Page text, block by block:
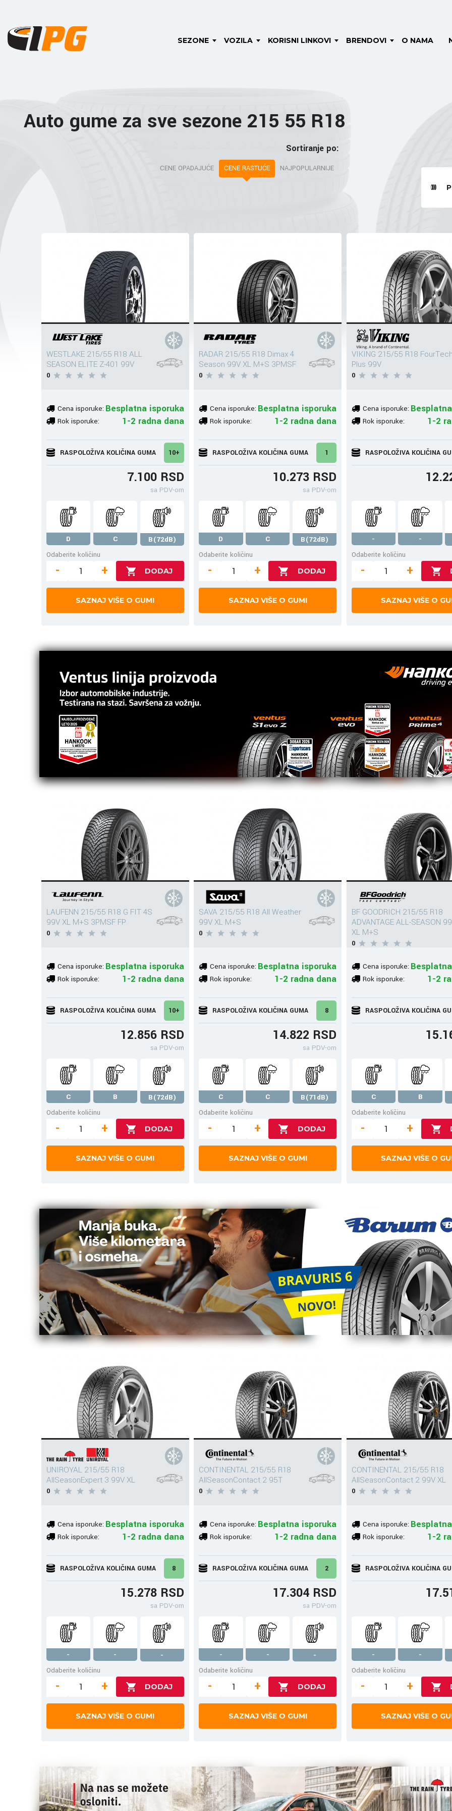
SEZONE VOZILA KORISNI LINKOVI BRENDOVI O NAMA
Auto gume za sve sezone 215 55 R18
Sortiranje po:
CENE OPADAJUĆE CENE RASTUĆE NAJPOPULARNIJE
WESTLAKE 215/55 R18 ALL
SEASON ELITE Z-401 99V
0
Cena isporuke: Besplatna isporuka
Rok isporuke: 1-2 radna dana
RASPOLOŽIVA KOLIČINA GUMA 10+
7.100 RSD
sa PDV-om
D C
B(72dB)
Odaberite količinu
- +
SAZNAJ VIŠE O GUMI
RADAR 215/55 R18 Dimax 4
Season 99V XL M+S 3PMSF
0
Cena isporuke: Besplatna isporuka
Rok isporuke: 1-2 radna dana
RASPOLOŽIVA KOLIČINA GUMA 1
10.273 RSD
sa PDV-om
D C
B(72dB)
Odaberite količinu
- +
SAZNAJ VIŠE O GUMI
VIKING 215/55 R18
Plus 99V
0
Cena isporuke:
Rok isporuke: 1-2
RASPOLOŽIVA KOLIČINA
-
-
Odaberite količinu
- +
SAZNAJ VIŠE O
LAUFENN 215/55 R18 G FIT 4S
99V XL M+S 3PMSF FP
0
Cena isporuke: Besplatna isporuka
Rok isporuke: 1-2 radna dana
RASPOLOŽIVA KOLIČINA GUMA 10+
12.856 RSD
sa PDV-om
C B
B(72dB)
Odaberite količinu
- +
SAZNAJ VIŠE O GUMI
SAVA 215/55 R18 All Weather
99V XL M+S
0
Cena isporuke: Besplatna isporuka
Rok isporuke: 1-2 radna dana
RASPOLOŽIVA KOLIČINA GUMA 8
14.822 RSD
sa PDV-om
C C
B(71dB)
Odaberite količinu
- +
SAZNAJ VIŠE O GUMI
BF GOODRICH 215/55 R18
ADVANTAGE ALL-SEASON
XL M+S
0
Cena isporuke:
Rok isporuke: 1-2
RASPOLOŽIVA KOLIČINA
C
B
Odaberite količinu
- +
SAZNAJ VIŠE O
UNIROYAL 215/55 R18
AllSeasonExpert 3 99V XL
0
Cena isporuke: Besplatna isporuka
Rok isporuke: 1-2 radna dana
RASPOLOŽIVA KOLIČINA GUMA 8
15.278 RSD
sa PDV-om
- -
-
Odaberite količinu
- +
SAZNAJ VIŠE O GUMI
CONTINENTAL 215/55 R18
AllSeasonContact 2 95T
0
Cena isporuke: Besplatna isporuka
Rok isporuke: 1-2 radna dana
RASPOLOŽIVA KOLIČINA GUMA 2
17.304 RSD
sa PDV-om
- -
-
Odaberite količinu
- +
SAZNAJ VIŠE O GUMI
CONTINENTAL 215/55 R18
AllSeasonContact 2 99V XL
0
Cena isporuke:
Rok isporuke: 1-2
RASPOLOŽIVA KOLIČINA
-
-
Odaberite količinu
- +
SAZNAJ VIŠE O